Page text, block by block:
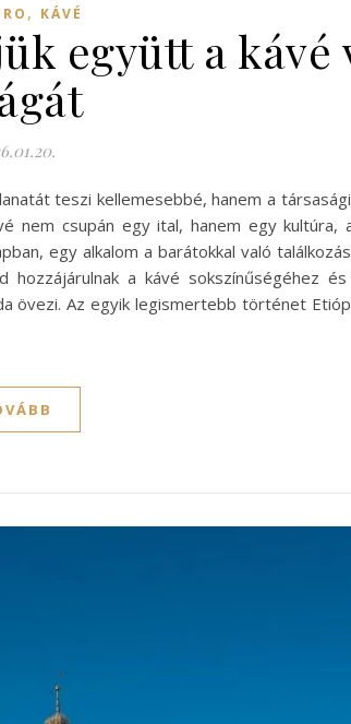
, KÁVÉ
együtt a kávé
teszi kellemesebbé, hanem a
nem csupán egy ital, hanem egy kultúra,
egy alkalom a barátokkal való
a kávé sokszínűségéhez
Az egyik legismertebb történet